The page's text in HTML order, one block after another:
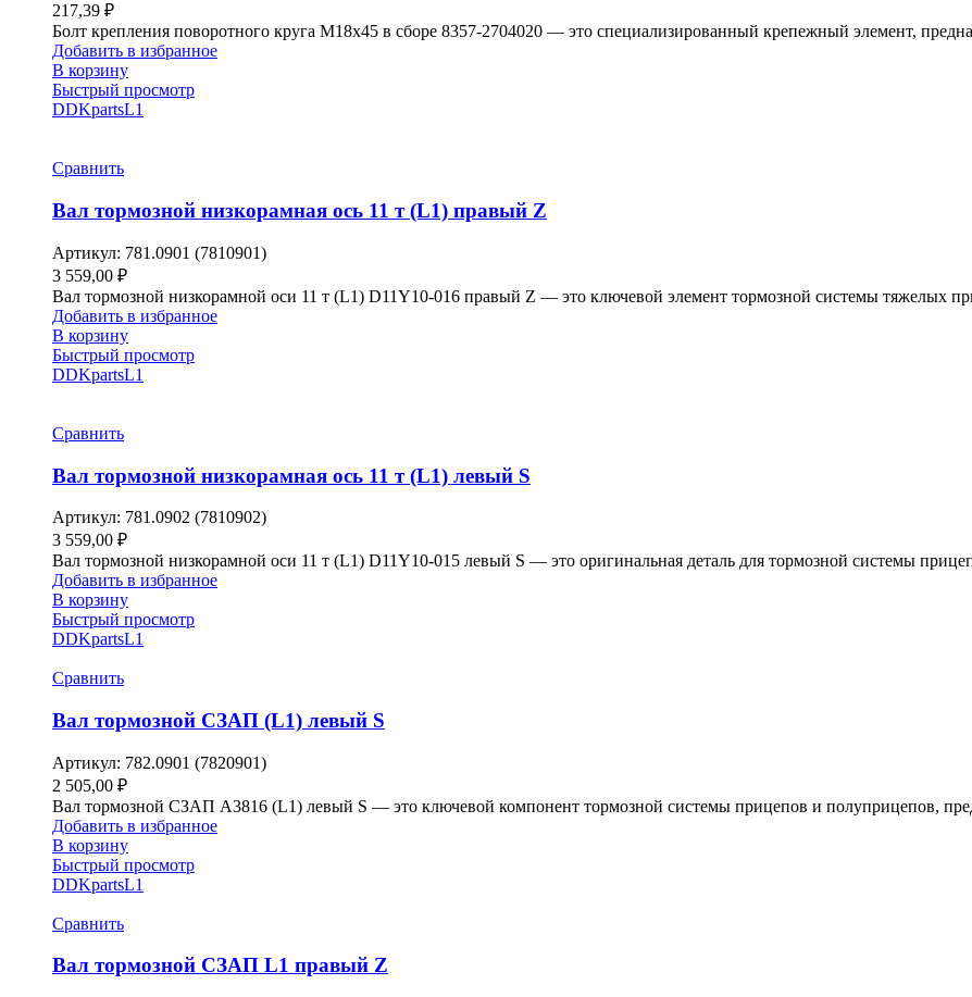
217,39 ₽
Болт крепления поворотного круга М18х45 в сборе 8357-2704020 — это специализированный крепежный элемент,
Добавить в избранное
В корзину
Быстрый просмотр
DDKpartsL1
Сравнить
Вал тормозной низкорамная ось 11 т (L1) правый Z
Артикул: 781.0901 (7810901)
3 559,00 ₽
Вал тормозной низкорамной оси 11 т (L1) D11Y10-016 правый Z — это ключевой элемент тормозной системы тяжелых
Добавить в избранное
В корзину
Быстрый просмотр
DDKpartsL1
Сравнить
Вал тормозной низкорамная ось 11 т (L1) левый S
Артикул: 781.0902 (7810902)
3 559,00 ₽
Вал тормозной низкорамной оси 11 т (L1) D11Y10-015 левый S — это оригинальная деталь для тормозной системы
Добавить в избранное
В корзину
Быстрый просмотр
DDKpartsL1
Сравнить
Вал тормозной СЗАП (L1) левый S
Артикул: 782.0901 (7820901)
2 505,00 ₽
Вал тормозной СЗАП A3816 (L1) левый S — это ключевой компонент тормозной системы прицепов и полуприцепов,
Добавить в избранное
В корзину
Быстрый просмотр
DDKpartsL1
Сравнить
Вал тормозной СЗАП L1 правый Z